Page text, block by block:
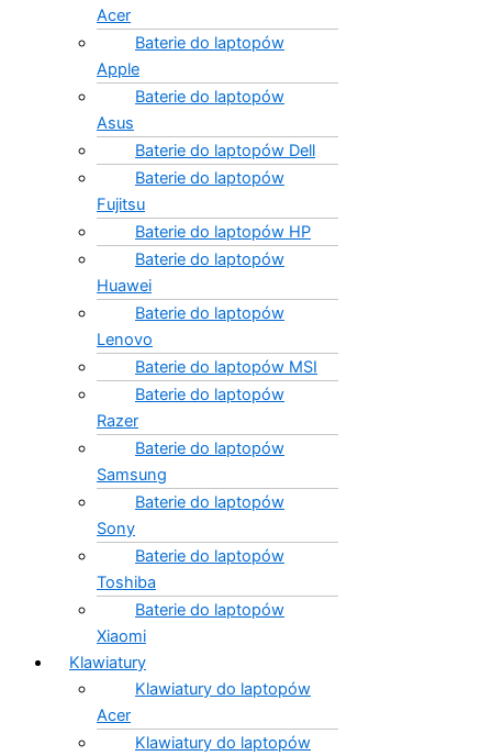
Acer
Baterie do laptopów
Apple
Baterie do laptopów
Asus
Baterie do laptopów Dell
Baterie do laptopów
Fujitsu
Baterie do laptopów HP
Baterie do laptopów
Huawei
Baterie do laptopów
Lenovo
Baterie do laptopów MSI
Baterie do laptopów
Razer
Baterie do laptopów
Samsung
Baterie do laptopów
Sony
Baterie do laptopów
Toshiba
Baterie do laptopów
Xiaomi
Klawiatury
Klawiatury do laptopów
Acer
Klawiatury do laptopów